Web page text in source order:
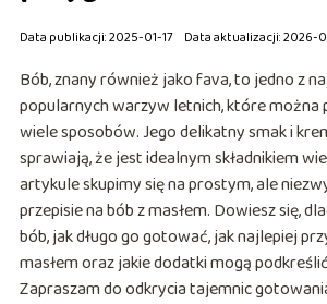
Data publikacji: 2025-01-17 Data aktualizacji: 2026-
Bób, znany również jako fava, to jedno z
popularnych warzyw letnich, które
wiele sposobów. Jego delikatny smak i
sprawiają, że jest idealnym składnikiem
artykule skupimy się na prostym, ale
przepisie na bób z masłem. Dowiesz się,
bób, jak długo go gotować, jak najlepiej
masłem oraz jakie dodatki mogą
Zapraszam do odkrycia tajemnic